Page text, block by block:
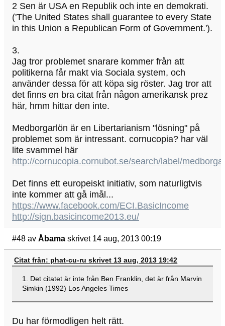
2 Sen är USA en Republik och inte en demokrati.
('The United States shall guarantee to every State
in this Union a Republican Form of Government.').
3.
Jag tror problemet snarare kommer från att
politikerna får makt via Sociala system, och
använder dessa för att köpa sig röster. Jag tror att
det finns en bra citat från någon amerikansk prez
här, hmm hittar den inte.
Medborgarlön är en Libertarianism "lösning" på
problemet som är intressant. cornucopia? har väl
lite svammel här
http://cornucopia.cornubot.se/search/label/
Det finns ett europeiskt initiativ, som naturligtvis
inte kommer att gå imål...
https://www.facebook.com/ECI.BasicIncome
http://sign.basicincome2013.eu/
#48 av Åbama skrivet 14 aug, 2013 00:19
Citat från: phat-cu-ru skrivet 13 aug, 2013 19:42
1. Det citatet är inte från Ben Franklin, det är från Marvin
Simkin (1992) Los Angeles Times
Du har förmodligen helt rätt.